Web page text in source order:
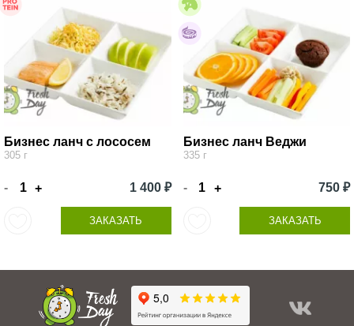
Бизнес ланч с лососем
305 г
- + 1 400 ₽
ЗАКАЗАТЬ
Бизнес ланч Веджи
335 г
- + 750 ₽
ЗАКАЗАТЬ